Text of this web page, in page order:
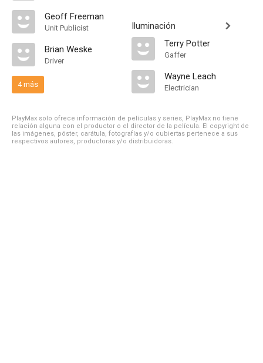
Geoff Freeman
Unit Publicist
Brian Weske
Driver
4 más
Iluminación
Terry Potter
Gaffer
Wayne Leach
Electrician
PlayMax solo ofrece información de películas y series, PlayMax no tiene
relación alguna con el productor o el director de la película. El copyright de
las imágenes, póster, carátula, fotografías y/o cubiertas pertenece a sus
respectivos autores, productoras y/o distribuidoras.